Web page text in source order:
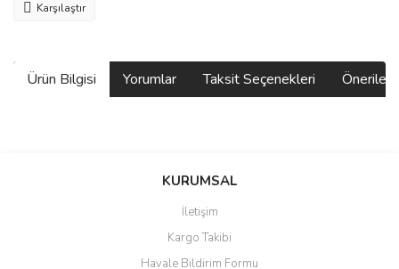
Karşılaştır
Ürün Bilgisi Yorumlar Taksit Seçenekleri
Bu ürüne ilk yorumu siz yapın!
Ürün resmi kalitesiz, bozuk veya görüntülenemiyor.
KURUMSAL
İletişim
Kargo Takibi
Havale Bildirim Formu